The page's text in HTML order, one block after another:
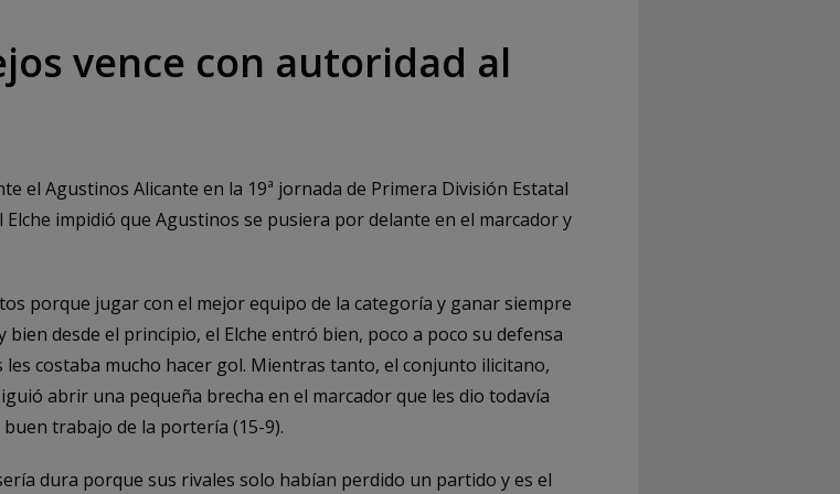
vence con autoridad al
el Agustinos Alicante en la 19ª jornada de Primera División Estatal
Elche impidió que Agustinos se pusiera por delante en el marcador y
porque jugar con el mejor equipo de la categoría y ganar siempre
desde el principio, el Elche entró bien, poco a poco su defensa
costaba mucho hacer gol. Mientras tanto, el conjunto ilicitano,
abrir una pequeña brecha en el marcador que les dio todavía
trabajo de la portería (15-9).
dura porque sus rivales solo habían perdido un partido y es el